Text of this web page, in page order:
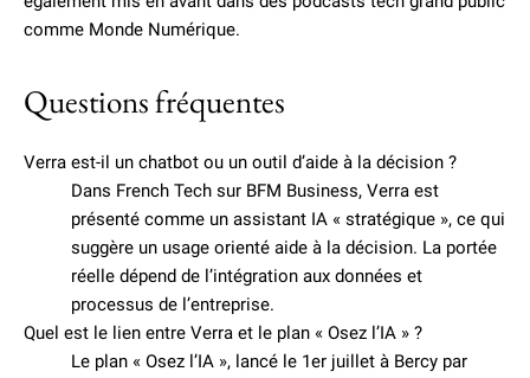
comme Monde Numérique.
Questions fréquentes
Verra est-il un chatbot ou un outil d’aide à la décision ?
Dans French Tech sur BFM Business, Verra est
présenté comme un assistant IA « stratégique », ce qui
suggère un usage orienté aide à la décision. La portée
réelle dépend de l’intégration aux données et
processus de l’entreprise.
Quel est le lien entre Verra et le plan « Osez l’IA » ?
Le plan « Osez l’IA », lancé le 1er juillet à Bercy par